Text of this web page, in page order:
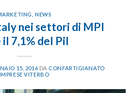
NEWS
nei settori di MPI
7,1% del Pil
15, 2016 DA CONFARTIGIANATO
IMPRESE VITERBO